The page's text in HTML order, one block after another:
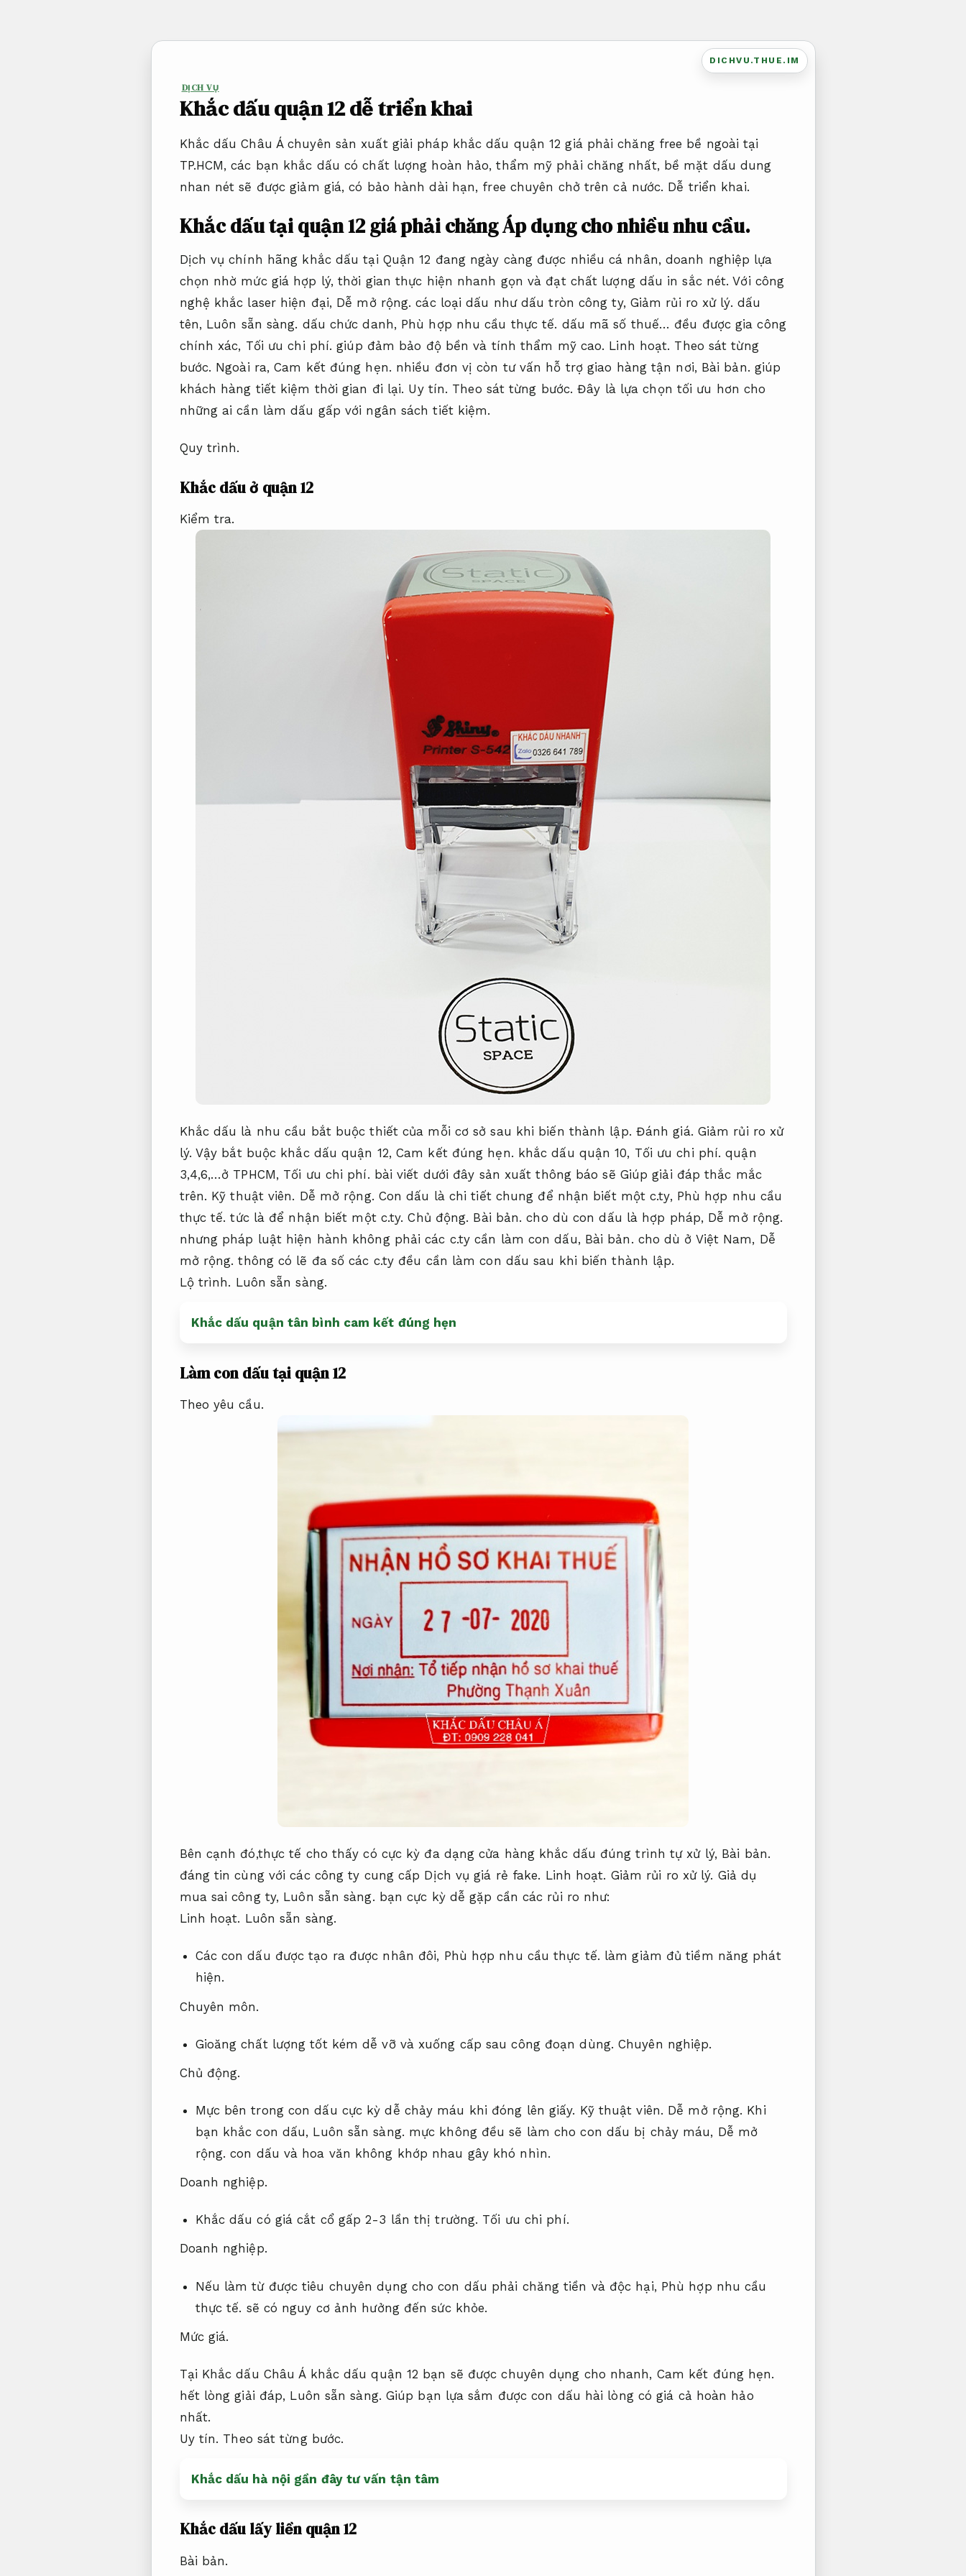
DICHVU.THUE.IM
DỊCH VỤ
Khắc dấu quận 12 dễ triển khai
Khắc dấu Châu Á chuyên sản xuất giải pháp khắc dấu quận 12 giá phải chăng free bề ngoài tại
TP.HCM, các bạn khắc dấu có chất lượng hoàn hảo, thẩm mỹ phải chăng nhất, bề mặt dấu dung
nhan nét sẽ được giảm giá, có bảo hành dài hạn, free chuyên chở trên cả nước. Dễ triển khai.
Khắc dấu tại quận 12 giá phải chăngÁp dụng cho nhiều nhu cầu.
Dịch vụ chính hãng khắc dấu tại Quận 12 đang ngày càng được nhiều cá nhân, doanh nghiệp lựa
chọn nhờ mức giá hợp lý, thời gian thực hiện nhanh gọn và đạt chất lượng dấu in sắc nét. Với công
nghệ khắc laser hiện đại, Dễ mở rộng. các loại dấu như dấu tròn công ty, Giảm rủi ro xử lý. dấu
tên, Luôn sẵn sàng. dấu chức danh, Phù hợp nhu cầu thực tế. dấu mã số thuế… đều được gia công
chính xác, Tối ưu chi phí. giúp đảm bảo độ bền và tính thẩm mỹ cao. Linh hoạt. Theo sát từng
bước. Ngoài ra,Cam kết đúng hẹn. nhiều đơn vị còn tư vấn hỗ trợ giao hàng tận nơi, Bài bản. giúp
khách hàng tiết kiệm thời gian đi lại. Uy tín. Theo sát từng bước. Đây là lựa chọn tối ưu hơn cho
những ai cần làm dấu gấp với ngân sách tiết kiệm.
Quy trình.
Khắc dấu ở quận 12
Kiểm tra.
Khắc dấu là nhu cầu bắt buộc thiết của mỗi cơ sở sau khi biến thành lập. Đánh giá. Giảm rủi ro xử
lý. Vậy bắt buộc khắc dấu quận 12,Cam kết đúng hẹn. khắc dấu quận 10, Tối ưu chi phí. quận
3,4,6,…ở TPHCM, Tối ưu chi phí. bài viết dưới đây sản xuất thông báo sẽ Giúp giải đáp thắc mắc
trên. Kỹ thuật viên. Dễ mở rộng. Con dấu là chi tiết chung để nhận biết một c.ty, Phù hợp nhu cầu
thực tế. tức là để nhận biết một c.ty.Chủ động. Bài bản. cho dù con dấu là hợp pháp, Dễ mở rộng.
nhưng pháp luật hiện hành không phải các c.ty cần làm con dấu, Bài bản. cho dù ở Việt Nam, Dễ
mở rộng. thông có lẽ đa số các c.ty đều cần làm con dấu sau khi biến thành lập.
Lộ trình. Luôn sẵn sàng.
Khắc dấu quận tân bình cam kết đúng hẹn
Làm con dấu tại quận 12
Theo yêu cầu.
Bên cạnh đó,thực tế cho thấy có cực kỳ đa dạng cửa hàng khắc dấu đúng trình tự xử lý, Bài bản.
đáng tin cùng với các công ty cung cấp Dịch vụ giá rẻ fake. Linh hoạt. Giảm rủi ro xử lý. Giả dụ
mua sai công ty, Luôn sẵn sàng. bạn cực kỳ dễ gặp cần các rủi ro như:
Linh hoạt. Luôn sẵn sàng.
Các con dấu được tạo ra được nhân đôi, Phù hợp nhu cầu thực tế. làm giảm đủ tiềm năng phát
hiện.
Chuyên môn.
Gioăng chất lượng tốt kém dễ vỡ và xuống cấp sau công đoạn dùng.Chuyên nghiệp.
Chủ động.
Mực bên trong con dấu cực kỳ dễ chảy máu khi đóng lên giấy. Kỹ thuật viên. Dễ mở rộng. Khi
bạn khắc con dấu, Luôn sẵn sàng. mực không đều sẽ làm cho con dấu bị chảy máu, Dễ mở
rộng. con dấu và hoa văn không khớp nhau gây khó nhìn.
Doanh nghiệp.
Khắc dấu có giá cắt cổ gấp 2-3 lần thị trường. Tối ưu chi phí.
Doanh nghiệp.
Nếu làm từ được tiêu chuyên dụng cho con dấu phải chăng tiền và độc hại, Phù hợp nhu cầu
thực tế. sẽ có nguy cơ ảnh hưởng đến sức khỏe.
Mức giá.
Tại Khắc dấu Châu Á khắc dấu quận 12 bạn sẽ được chuyên dụng cho nhanh, Cam kết đúng hẹn.
hết lòng giải đáp, Luôn sẵn sàng. Giúp bạn lựa sắm được con dấu hài lòng có giá cả hoàn hảo
nhất.
Uy tín. Theo sát từng bước.
Khắc dấu hà nội gần đây tư vấn tận tâm
Khắc dấu lấy liền quận 12
Bài bản.